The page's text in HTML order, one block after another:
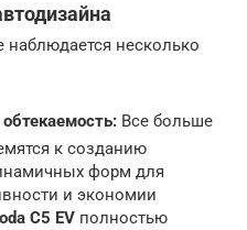
несколько
Все больше
к созданию
форм для
и экономии
C5 EV полностью